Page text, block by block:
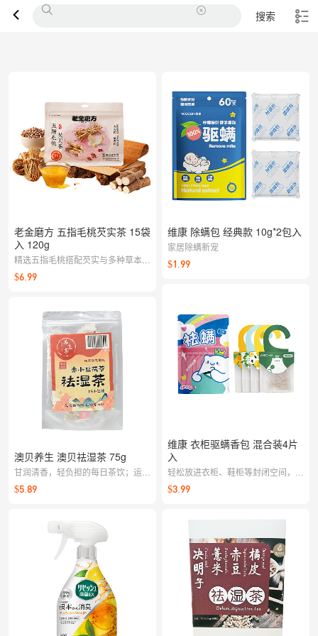
搜索
老金磨方 五指毛桃芡实茶 15袋
入 120g
精选五指毛桃搭配芡实与多种草本，
清香醇和，袋泡冲泡方便，日常代茶
饮更轻松。
$6.99
澳贝养生 澳贝祛湿茶 75g
甘润清香，轻负担的每日茶饮；运动
或加班后也适合来一杯，清爽在线。
$5.89
维康 除螨包 经典款 10g*2包入
家居除螨新宠
$1.99
维康 衣柜驱螨香包 混合装4片
入
轻松放进衣柜、鞋柜等封闭空间，就
能持续有效驱除螨虫
$3.99